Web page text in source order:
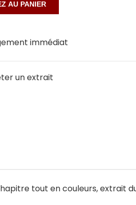
immédiat
un extrait
tout en couleurs, extrait